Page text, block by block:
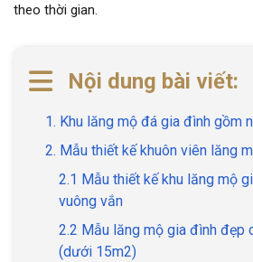
theo thời gian.
Nội dung bài viết:
1. Khu lăng mộ đá gia đình gồm
2. Mẫu thiết kế khuôn viên lăng
2.1 Mẫu thiết kế khu lăng mộ
vuông vắn
2.2 Mẫu lăng mộ gia đình đẹp
(dưới 15m2)